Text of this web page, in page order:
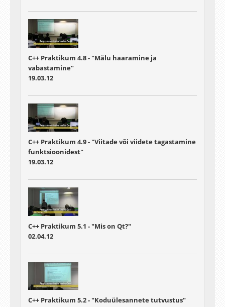
C++ Praktikum 4.8 - "Mälu haaramine ja
vabastamine"
19.03.12
C++ Praktikum 4.9 - "Viitade või viidete tagastamine
funktsioonidest"
19.03.12
C++ Praktikum 5.1 - "Mis on Qt?"
02.04.12
C++ Praktikum 5.2 - "Koduülesannete tutvustus"